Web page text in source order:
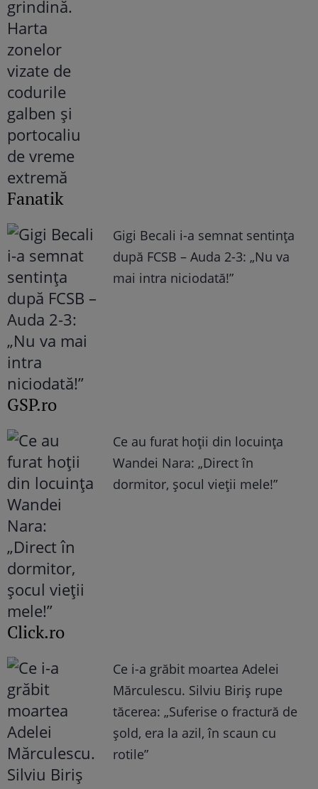
Fanatik
Gigi Becali i-a semnat sentința
după FCSB – Auda 2-3: „Nu va
mai intra niciodată!”
GSP.ro
Ce au furat hoții din locuința
Wandei Nara: „Direct în
dormitor, șocul vieții mele!”
Click.ro
Ce i-a grăbit moartea Adelei
Mărculescu. Silviu Biriș rupe
tăcerea: „Suferise o fractură de
șold, era la azil, în scaun cu
rotile”